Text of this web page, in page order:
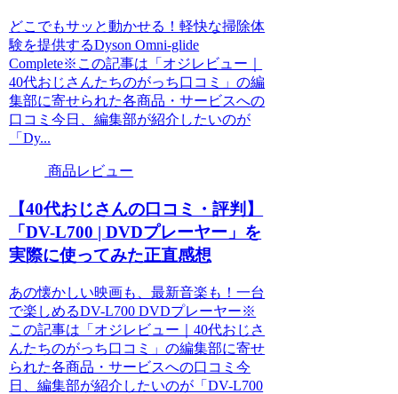
どこでもサッと動かせる！軽快な掃除体
験を提供するDyson Omni-glide
Complete※この記事は「オジレビュー｜
40代おじさんたちのがっち口コミ」の編
集部に寄せられた各商品・サービスへの
口コミ今日、編集部が紹介したいのが
「Dy...
商品レビュー
【40代おじさんの口コミ・評判】
「DV-L700 | DVDプレーヤー」を
実際に使ってみた正直感想
あの懐かしい映画も、最新音楽も！一台
で楽しめるDV-L700 DVDプレーヤー※
この記事は「オジレビュー｜40代おじさ
んたちのがっち口コミ」の編集部に寄せ
られた各商品・サービスへの口コミ今
日、編集部が紹介したいのが「DV-L700